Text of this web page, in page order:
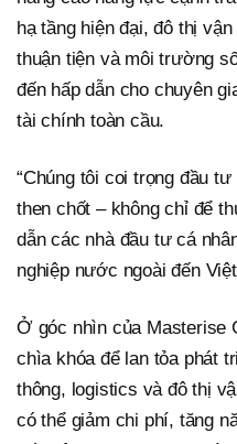
hạ tầng hiện đại, đô thị
thuận tiện và môi trường
đến hấp dẫn cho chuyên
tài chính toàn cầu.
“Chúng tôi coi trọng đầu
then chốt – không chỉ để
dẫn các nhà đầu tư cá
nghiệp nước ngoài đến
Ở góc nhìn của Masterise
chìa khóa để lan tỏa phát
thông, logistics và đô thị
có thể giảm chi phí, tăng